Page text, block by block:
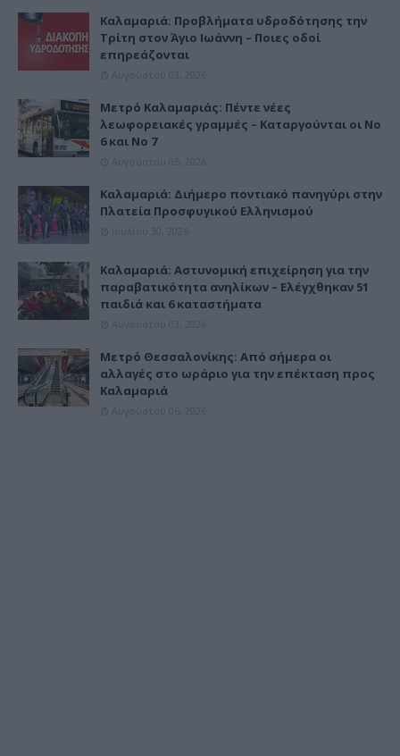
Καλαμαριά: Προβλήματα υδροδότησης την
Τρίτη στον Άγιο Ιωάννη – Ποιες οδοί
επηρεάζονται
Μετρό Καλαμαριάς: Πέντε νέες
λεωφορειακές γραμμές – Καταργούνται οι Νο
6 και Νο 7
Καλαμαριά: Διήμερο ποντιακό πανηγύρι στην
Πλατεία Προσφυγικού Ελληνισμού
Καλαμαριά: Αστυνομική επιχείρηση για την
παραβατικότητα ανηλίκων – Ελέγχθηκαν 51
παιδιά και 6 καταστήματα
Μετρό Θεσσαλονίκης: Από σήμερα οι
αλλαγές στο ωράριο για την επέκταση προς
Καλαμαριά